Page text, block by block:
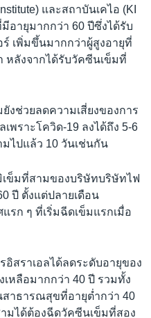
และสถาบันเคไอ (KI
อายุมากกว่า 60 ปีซึ่งได้รับ
เพิ่มขึ้นมากกว่าผู้สูงอายุที่
หลังจากได้รับวัคซีนเข็มที่
งช่วยลดความเสี่ยงของการ
พราะโควิด-19 ลงได้ถึง 5-6
ไปแล้ว 10 วันเช่นกัน
ข็มที่สามของบริษัทบริษัทไฟ
ปี ตั้งแต่ปลายเดือน
รก ๆ ที่เริ่มฉีดเข็มแรกเมื่อ
สราเอลได้ลดระดับอายุของ
หลือมากกว่า 40 ปี รวมทั้ง
าธารณสุขที่อายุต่ำกว่า 40
มได้ต้องฉีดวัคซีนเข็มที่สอง